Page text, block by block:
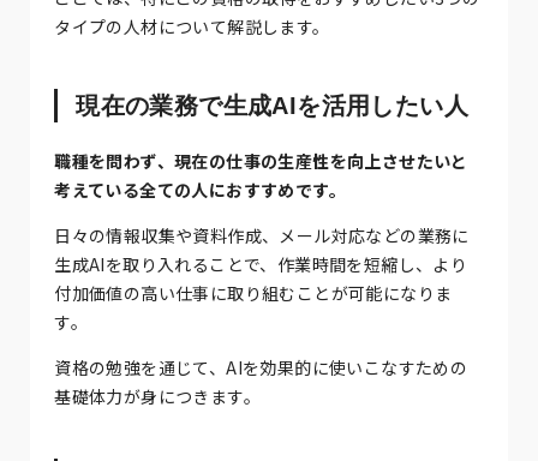
タイプの人材について解説します。
現在の業務で生成AIを活用したい人
職種を問わず、現在の仕事の生産性を向上させたいと
考えている全ての人におすすめです。
日々の情報収集や資料作成、メール対応などの業務に
生成AIを取り入れることで、作業時間を短縮し、より
付加価値の高い仕事に取り組むことが可能になりま
す。
資格の勉強を通じて、AIを効果的に使いこなすための
基礎体力が身につきます。